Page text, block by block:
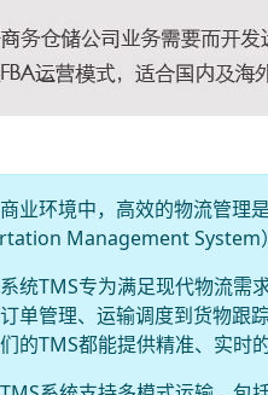
业环境中，高效的物流管理
Management System
统TMS专为满足现代物流需
单管理、运输调度到货物跟
的TMS都能提供精准、实时